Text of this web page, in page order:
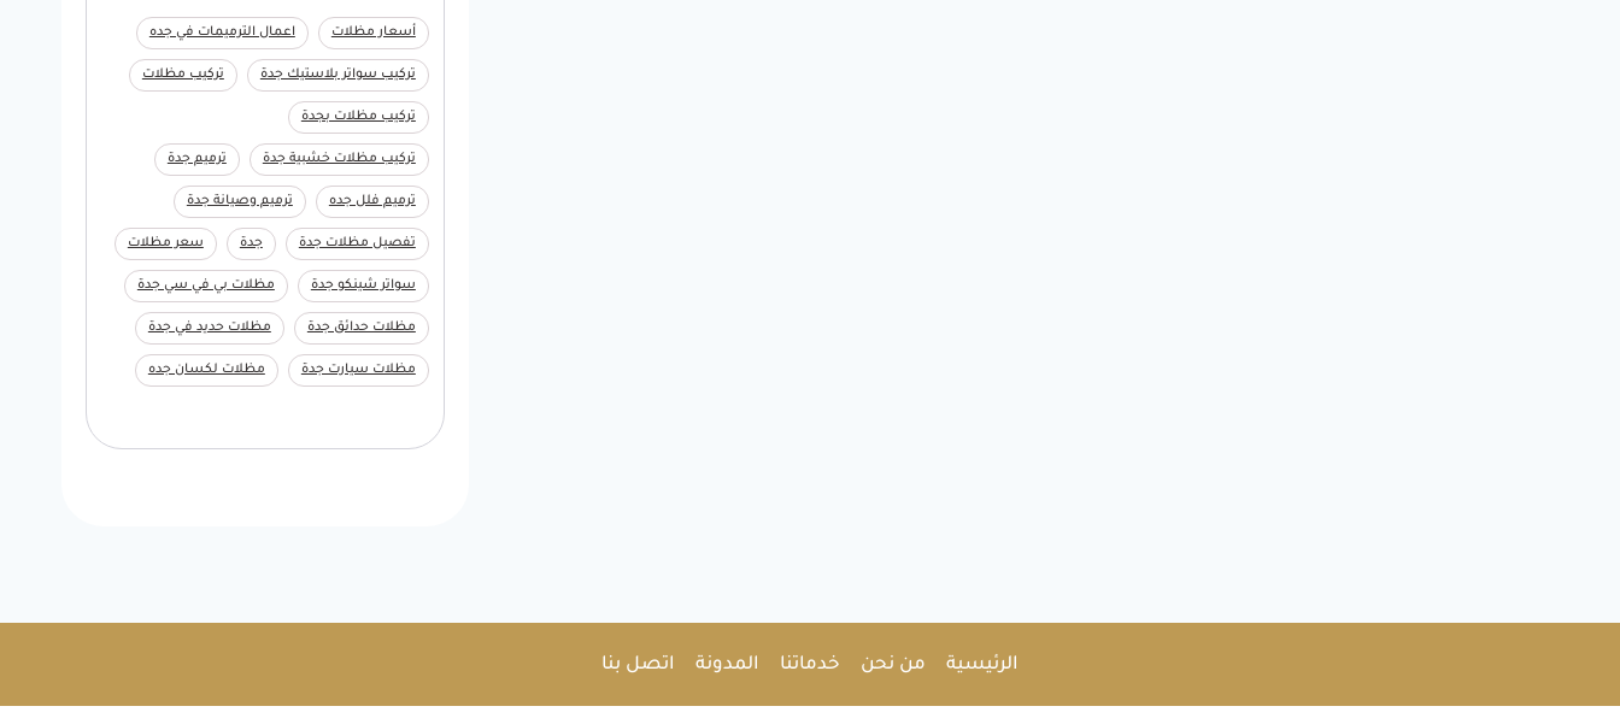
أسعار مظلات اعمال الترميمات في جده
تركيب سواتر بلاستيك جدة تركيب مظلات
تركيب مظلات بجدة
تركيب مظلات خشبية جدة ترميم جدة
ترميم فلل جده ترميم وصيانة جدة
تفصيل مظلات جدة جدة سعر مظلات
سواتر شينكو جدة مظلات بي في سي جدة
مظلات حدائق جدة مظلات حديد في جدة
مظلات سيارت جدة مظلات لكسان جده
الرئيسية من نحن خدماتنا المدونة اتصل بنا